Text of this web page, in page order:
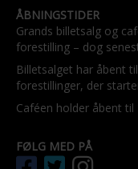
ÅBNINGSTIDER
Grands billetsalg og
forestilling – dog
Billetsalget har åbent
forestillinger, der
Caféen holder åbent til
FØLG MED PÅ